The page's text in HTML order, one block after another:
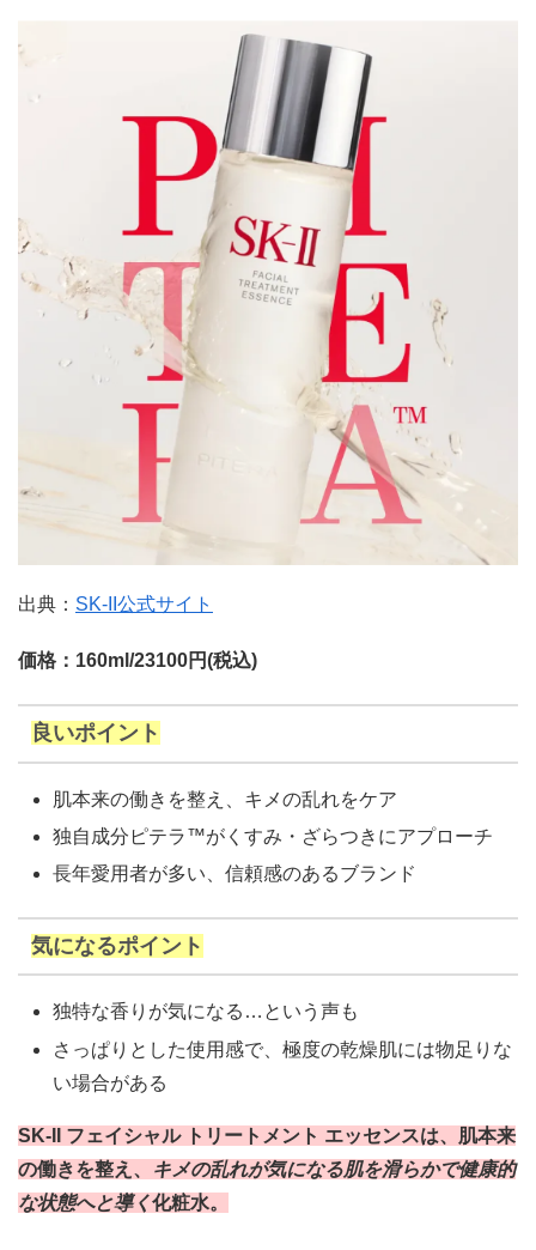
出典： SK-II公式サイト
価格：160ml/23100円(税込)
良いポイント
肌本来の働きを整え、キメの乱れをケア
独自成分ピテラ™がくすみ・ざらつきにアプローチ
長年愛用者が多い、信頼感のあるブランド
気になるポイント
独特な香りが気になる…という声も
さっぱりとした使用感で、極度の乾燥肌には物足りな
い場合がある
SK-II フェイシャル トリートメント エッセンスは、肌本来
の働きを整え、
キメの乱れが気になる肌を滑らかで健康的
な状態へと導く化粧水。